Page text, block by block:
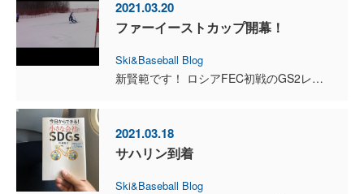
2021.03.20
ファーイーストカップ開幕！
Ski&Baseball Blog
新賢範です！ ロシアFEC初戦のGS2レースが終わりました！1日目は2本目で失速してしまい24位と本日は序盤のウェーブでコースアウトしてしまいました。日本人選手の中で加藤選手、石井選手はかなりレ...
2021.03.18
サハリン到着
Ski&Baseball Blog